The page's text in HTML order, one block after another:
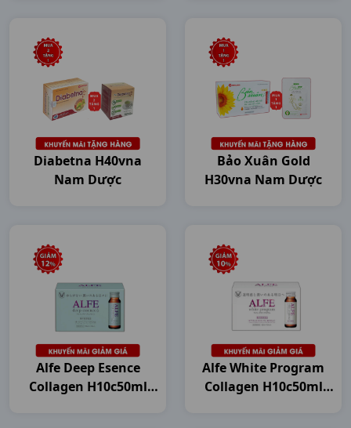
Diabetna H40vna
Nam Dược
Bảo Xuân Gold
H30vna Nam Dược
Alfe Deep Esence
Collagen H10c50ml
Alfe White Program
Collagen H10c50ml